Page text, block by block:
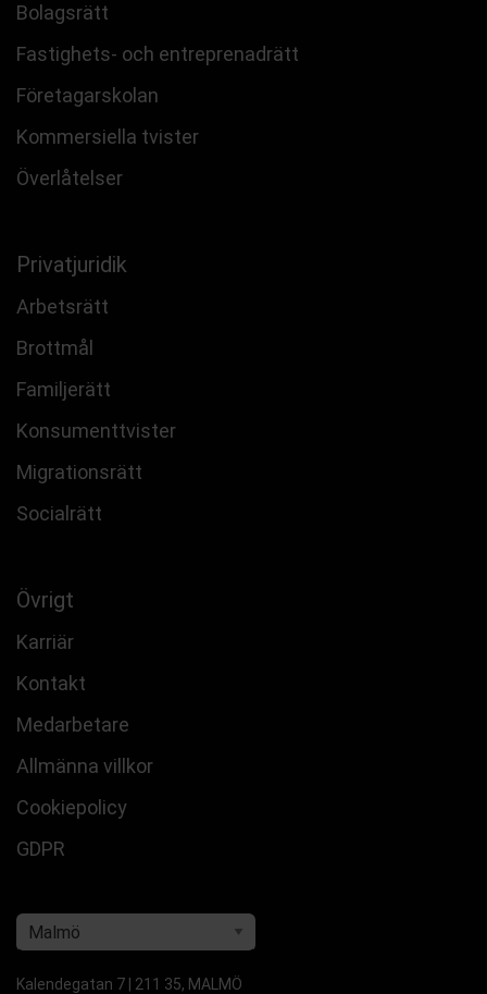
Bolagsrätt
Fastighets- och entreprenadrätt
Företagarskolan
Kommersiella tvister
Överlåtelser
Privatjuridik
Arbetsrätt
Brottmål
Familjerätt
Konsumenttvister
Migrationsrätt
Socialrätt
Övrigt
Karriär
Kontakt
Medarbetare
Allmänna villkor
Cookiepolicy
GDPR
Kalendegatan 7 | 211 35, MALMÖ